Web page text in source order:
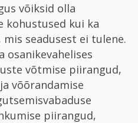
võiksid olla
kohustused kui ka
seadusest ei tulene.
osanikevahelises
võtmise piirangud,
võõrandamise
piirangud,